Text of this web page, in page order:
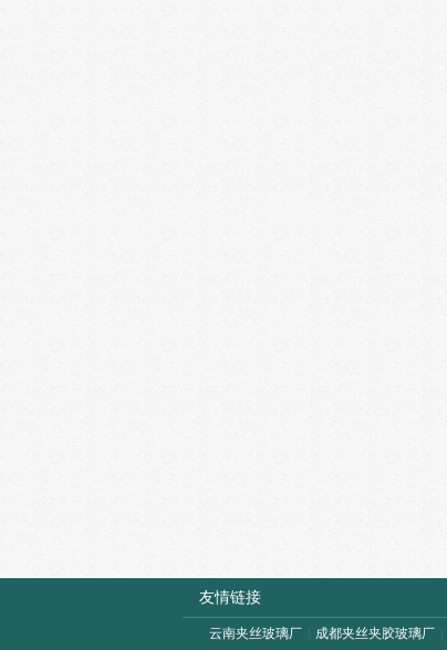
友情链接
云南夹丝玻璃厂 成都夹丝夹胶玻璃厂